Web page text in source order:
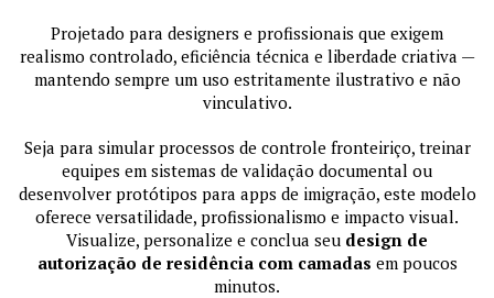
Projetado para designers e profissionais que exigem
realismo controlado, eficiência técnica e liberdade criativa —
mantendo sempre um uso estritamente ilustrativo e não
vinculativo.
Seja para simular processos de controle fronteiriço, treinar
equipes em sistemas de validação documental ou
desenvolver protótipos para apps de imigração, este modelo
oferece versatilidade, profissionalismo e impacto visual.
Visualize, personalize e conclua seu design de
autorização de residência com camadas em poucos
minutos.